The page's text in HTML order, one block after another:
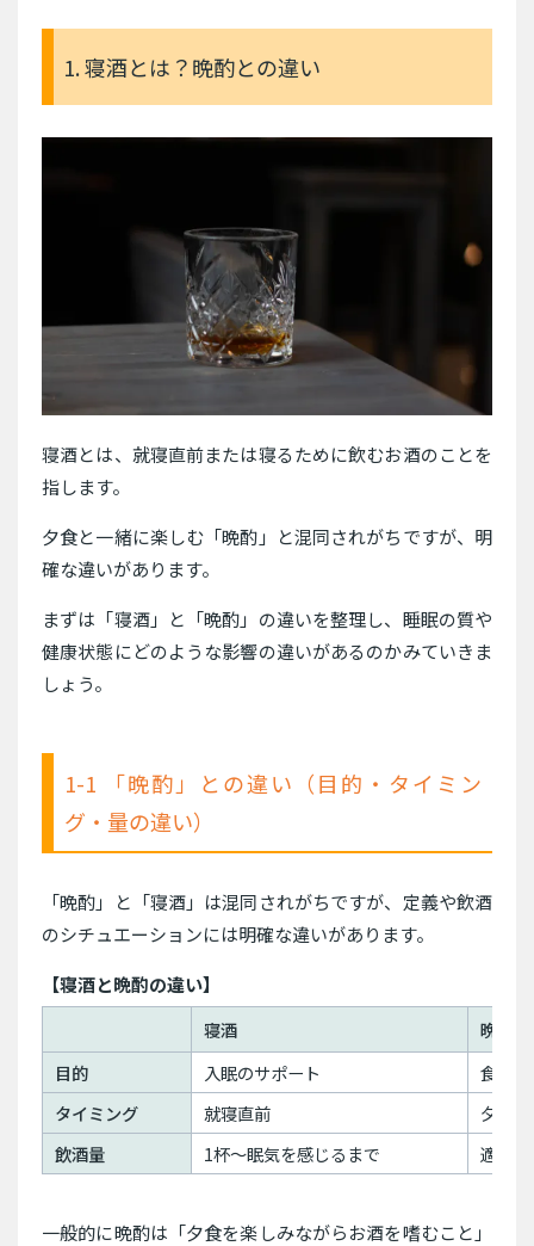
1. 寝酒とは？晩酌との違い
寝酒とは、就寝直前または寝るために飲むお酒のことを
指します。
夕食と一緒に楽しむ「晩酌」と混同されがちですが、明
確な違いがあります。
まずは「寝酒」と「晩酌」の違いを整理し、睡眠の質や
健康状態にどのような影響の違いがあるのかみていきま
しょう。
1-1 「晩酌」との違い（目的・タイミン
グ・量の違い）
「晩酌」と「寝酒」は混同されがちですが、定義や飲酒
のシチュエーションには明確な違いがあります。
【寝酒と晩酌の違い】
寝酒
晩酌
目的
入眠のサポート
食事
タイミング
就寝直前
夕食
飲酒量
1杯〜眠気を感じるまで 適量
一般的に晩酌は「夕食を楽しみながらお酒を嗜むこと」